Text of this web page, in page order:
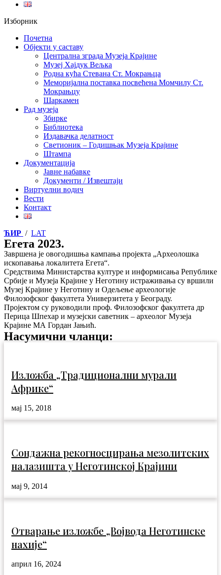
Изборник
Почетна
Објекти у саставу
Централна зграда Музеја Крајине
Музеј Хајдук Вељка
Родна кућа Стевана Ст. Мокрањца
Меморијална поставка посвећена Момчилу Ст.
Мокрањцу
Шаркамен
Рад музеја
Збирке
Библиотека
Издавачка делатност
Светионик – Годишњак Музеја Крајине
Штампа
Документација
Јавне набавке
Документи / Извештаји
Виртуелни водич
Вести
Контакт
ЋИР / LAT
Егета 2023.
Завршена је овогодишња кампања пројекта „Археолошка
ископавања локалитета Егета“.
Средствима Министарства културе и информисања Републике
Србије и Музеја Крајине у Неготину истраживања су вршили
Музеј Крајине у Неготину и Одељење археологије
Филозофског факултета Универзитета у Београду.
Пројектом су руководили проф. Филозофског факултета др
Перица Шпехар и музејски саветник – археолог Музеја
Крајине МА Гордан Јањић.
Насумични чланци:
Изложба „Традиционални мурали
Африке“
мај 15, 2018
Сондажна рекогносцирања мезолитских
налазишта у Неготинској Крајини
мај 9, 2014
Отварање изложбе „Војвода Неготинске
нахије“
април 16, 2024